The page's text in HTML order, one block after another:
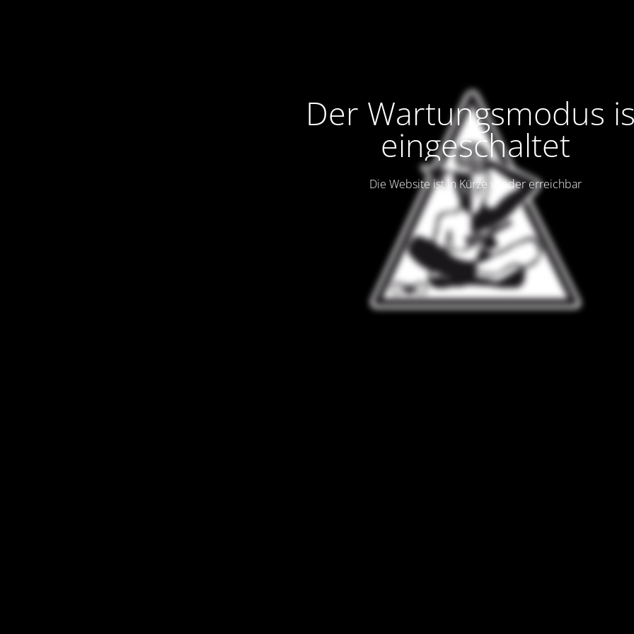
Der Wartungsmodus
eingeschaltet
Die Website ist in Kürze wieder erreichbar